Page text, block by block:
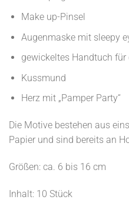
Make up-Pinsel
Augenmaske mit sleepy
gewickeltes Handtuch für
Kussmund
Herz mit „Pamper Party“
Die Motive bestehen aus
Papier und sind bereits an
Größen: ca. 6 bis 16 cm
Inhalt: 10 Stück